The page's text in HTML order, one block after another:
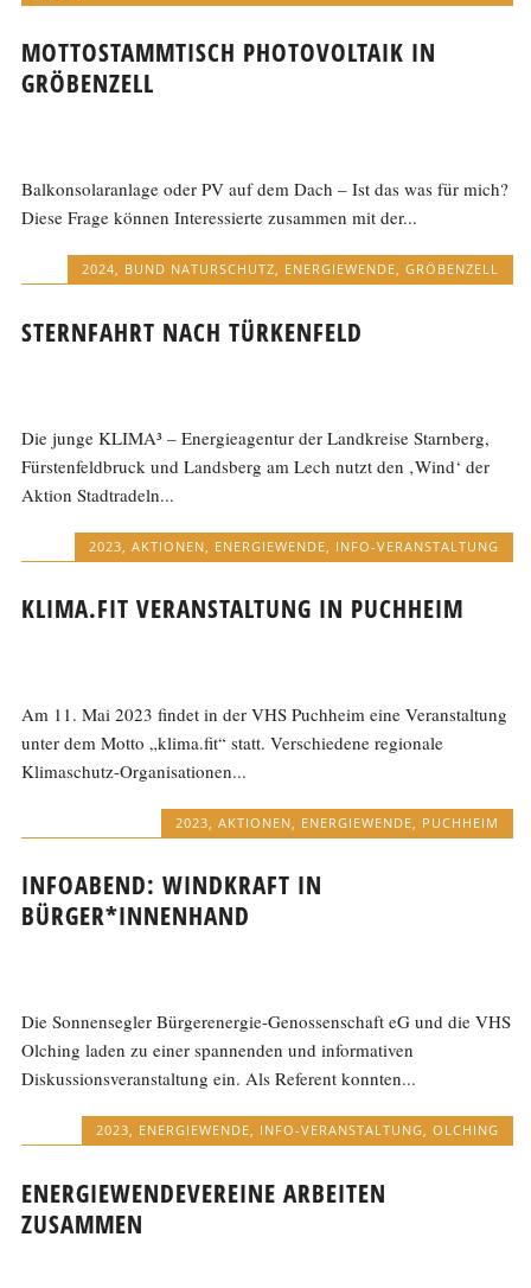
MOTTOSTAMMTISCH PHOTOVOLTAIK IN
GRÖBENZELL
Balkonsolaranlage oder PV auf dem Dach – Ist das was für mich?
Diese Frage können Interessierte zusammen mit der...
2024, BUND NATURSCHUTZ, ENERGIEWENDE, GRÖBENZELL
STERNFAHRT NACH TÜRKENFELD
Die junge KLIMA³ – Energieagentur der Landkreise Starnberg,
Fürstenfeldbruck und Landsberg am Lech nutzt den ‚Wind‘ der
Aktion Stadtradeln...
2023 AKTIONEN ENERGIEWENDE INFO-VERANSTALTUNG
KLIMA.FIT VERANSTALTUNG IN PUCHHEIM
Am 11. Mai 2023 findet in der VHS Puchheim eine Veranstaltung
unter dem Motto „klima.fit“ statt. Verschiedene regionale
Klimaschutz-Organisationen...
2023, AKTIONEN, ENERGIEWENDE, PUCHHEIM
INFOABEND: WINDKRAFT IN
BÜRGER*INNENHAND
Die Sonnensegler Bürgerenergie-Genossenschaft eG und die VHS
Olching laden zu einer spannenden und informativen
Diskussionsveranstaltung ein. Als Referent konnten...
2023, ENERGIEWENDE, INFO-VERANSTALTUNG, OLCHING
ENERGIEWENDEVEREINE ARBEITEN
ZUSAMMEN